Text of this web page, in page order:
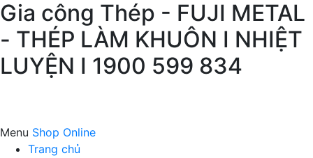
Gia công Thép - FUJI METAL
- THÉP LÀM KHUÔN I NHIỆT
LUYỆN I 1900 599 834
Menu Shop Online
Trang chủ